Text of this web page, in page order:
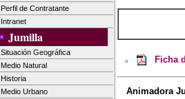
Perfil de Contratante
Intranet
Jumilla
Situación Geográfica
Medio Natural
Historia
Medio Urbano
Ficha
Animadora